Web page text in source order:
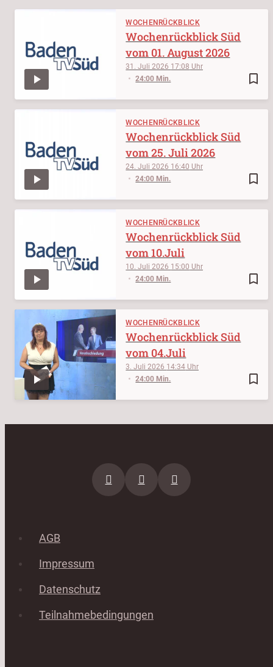
WOCHENRÜCKBLICK
bookmark_border
31. Juli 2026 17:08
24:00 Min.
Wochenrückblick Süd
vom 01. August 2026
WOCHENRÜCKBLICK
bookmark_border
24. Juli 2026 16:40
24:00 Min.
Wochenrückblick Süd
vom 25. Juli 2026
WOCHENRÜCKBLICK
bookmark_border
10. Juli 2026 15:00
24:00 Min.
Wochenrückblick Süd
vom 10.Juli
WOCHENRÜCKBLICK
bookmark_border
3. Juli 2026 14:34
24:00 Min.
Wochenrückblick Süd
vom 04.Juli
AGB
Impressum
Datenschutz
Teilnahmebedingungen